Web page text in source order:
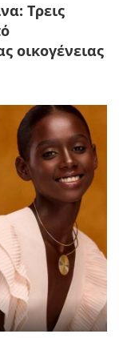
Τρεις
οικογένειας